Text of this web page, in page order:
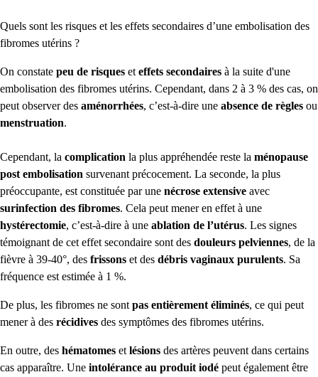
Quels sont les risques et les effets secondaires d’une embolisation des
fibromes utérins ?
On constate peu de risques et effets secondaires à la suite d'une
embolisation des fibromes utérins. Cependant, dans 2 à 3 % des cas, on
peut observer des aménorrhées, c’est-à-dire une absence de règles ou
menstruation.
Cependant, la complication la plus appréhendée reste la ménopause
post embolisation survenant précocement. La seconde, la plus
préoccupante, est constituée par une nécrose extensive avec
surinfection des fibromes. Cela peut mener en effet à une
hystérectomie, c’est-à-dire à une ablation de l’utérus. Les signes
témoignant de cet effet secondaire sont des douleurs pelviennes, de la
fièvre à 39-40°, des frissons et des débris vaginaux purulents. Sa
fréquence est estimée à 1 %.
De plus, les fibromes ne sont pas entièrement éliminés, ce qui peut
mener à des récidives des symptômes des fibromes utérins.
En outre, des hématomes et lésions des artères peuvent dans certains
cas apparaître. Une intolérance au produit iodé peut également être